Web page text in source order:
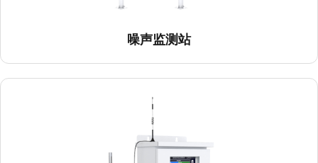
噪声监测站